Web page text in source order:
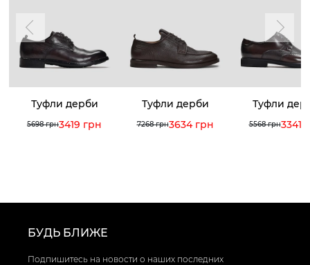
Туфли дерби
5698 грн3419 грн
Туфли дерби
7268 грн3634 грн
Туфли
5568 грн3341
БУДЬ БЛИЖЕ
Подпишитесь на новости о наших последних